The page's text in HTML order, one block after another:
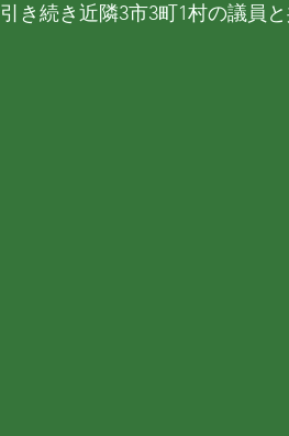
引き続き近隣3市3町1村の議員